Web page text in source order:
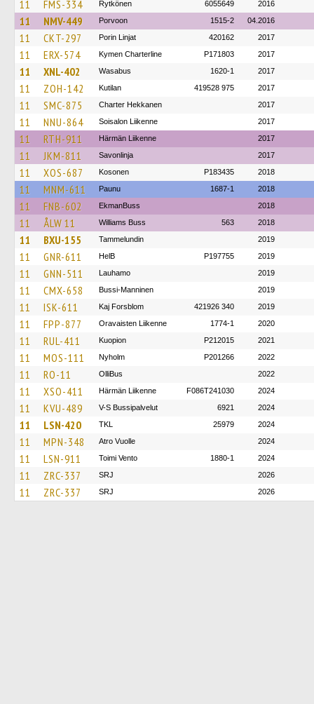
11 FMS-334 Rytkönen 6055649 2016
11 NMV-449 Porvoon 1515-2 04.2016
11 CKT-297 Porin Linjat 420162 2017
11 ERX-574 Kymen Charterline P171803 2017
11 XNL-402 Wasabus 1620-1 2017
11 ZOH-142 Kutilan 419528 975 2017
11 SMC-875 Charter Hekkanen 2017
11 NNU-864 Soisalon Liikenne 2017
11 RTH-911 Härmän Liikenne 2017
11 JKM-811 Savonlinja 2017
11 XOS-687 Kosonen P183435 2018
11 MNM-611 Paunu 1687-1 2018
11 FNB-602 EkmanBuss 2018
11 ÅLW 11 Williams Buss 563 2018
11 BXU-155 Tammelundin 2019
11 GNR-611 HelB P197755 2019
11 GNN-511 Lauhamo 2019
11 CMX-658 Bussi-Manninen 2019
11 ISK-611 Kaj Forsblom 421926 340 2019
11 FPP-877 Oravaisten Liikenne 1774-1 2020
11 RUL-411 Kuopion P212015 2021
11 MOS-111 Nyholm P201266 2022
11 RO-11 OlliBus 2022
11 XSO-411 Härmän Liikenne F086T241030 2024
11 KVU-489 V-S Bussipalvelut 6921 2024
11 LSN-420 TKL 25979 2024
11 MPN-348 Atro Vuolle 2024
11 LSN-911 Toimi Vento 1880-1 2024
11 ZRC-337 SRJ 2026
11 ZRC-337 SRJ 2026